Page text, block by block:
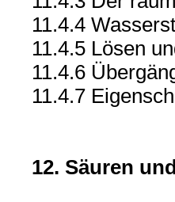
11.4.4
11.4.5 Lösen
11.4.6
11.4.7
12. Säuren